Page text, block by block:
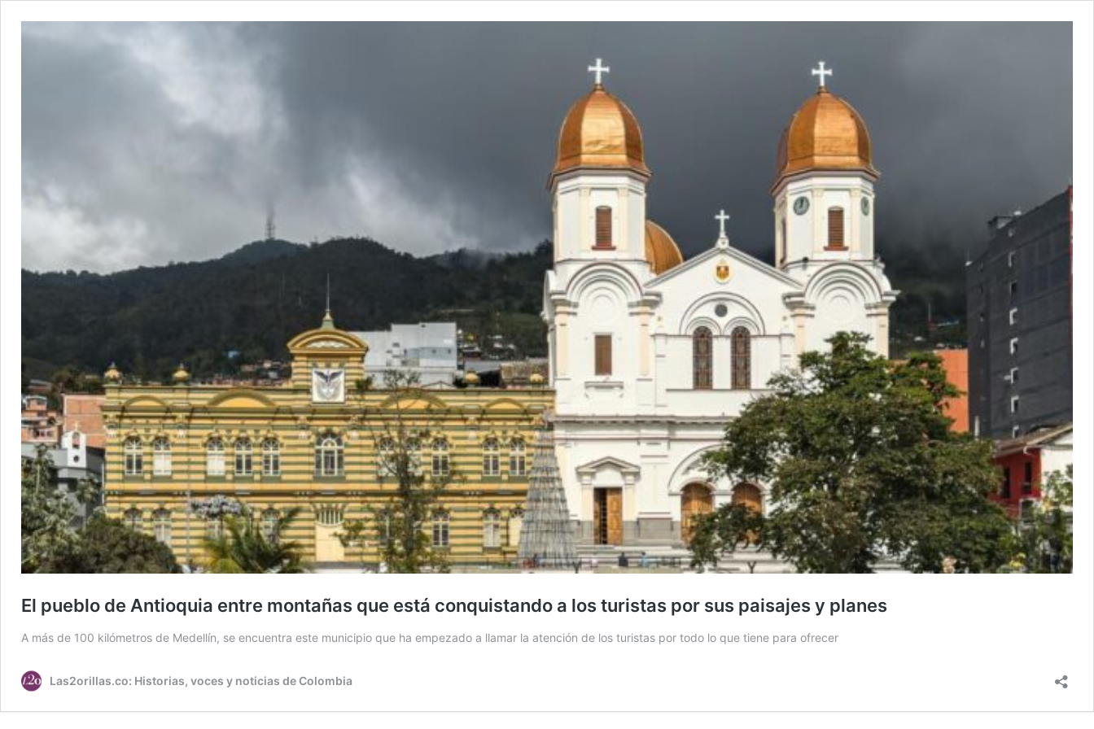
El pueblo de Antioquia entre montañas que está conquistando a los turistas por sus paisajes y planes
A más de 100 kilómetros de Medellín, se encuentra este municipio que ha empezado a llamar la atención de los turistas por todo lo que tiene para ofrecer
Las2orillas.co: Historias, voces y noticias de Colombia